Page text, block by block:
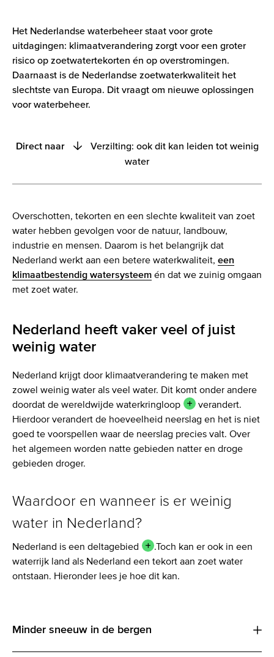
Het Nederlandse waterbeheer staat voor grote
uitdagingen: klimaatverandering zorgt voor een groter
risico op zoetwatertekorten én op overstromingen.
Daarnaast is de Nederlandse zoetwaterkwaliteit het
slechtste van Europa. Dit vraagt om nieuwe oplossingen
voor waterbeheer.
Direct naar
Verzilting: ook dit kan leiden tot weinig
water
Gevolgen van veel water, weinig water en verzilting
Oplossingen voor veel water, weinig water en
verzilting
Nederland heeft ook vies water
Overschotten, tekorten en een slechte kwaliteit van zoet
water hebben gevolgen voor de natuur, landbouw,
industrie en mensen. Daarom is het belangrijk dat
Nederland werkt aan een betere waterkwaliteit, een
klimaatbestendig watersysteem én dat we zuinig omgaan
met zoet water.
Nederland heeft vaker veel of juist
weinig water
Nederland krijgt door klimaatverandering te maken met
zowel weinig water als veel water. Dit komt onder andere
doordat de wereldwijde waterkringloop
verandert.
Hierdoor verandert de hoeveelheid neerslag en het is niet
goed te voorspellen waar de neerslag precies valt. Over
het algemeen worden natte gebieden natter en droge
gebieden droger.
Waardoor en wanneer is er weinig
water in Nederland?
Nederland is een deltagebied
.Toch kan er ook in een
waterrijk land als Nederland een tekort aan zoet water
ontstaan. Hieronder lees je hoe dit kan.
Minder sneeuw in de bergen